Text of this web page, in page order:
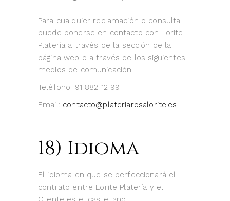
Para cualquier reclamación o consulta
puede ponerse en contacto con Lorite
Platería a través de la sección de la
página web o a través de los siguientes
medios de comunicación:
Teléfono: 91 882 12 99
Email: contacto@plateriarosalorite.es
18) Idioma
El idioma en que se perfeccionará el
contrato entre Lorite Platería y el